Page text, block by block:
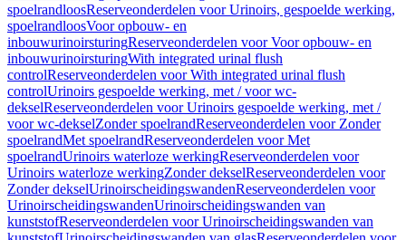
spoelrandloosReserveonderdelen voor Urinoirs, gespoelde werking,
spoelrandloosVoor opbouw- en
inbouwurinoirsturingReserveonderdelen voor Voor opbouw- en
inbouwurinoirsturingWith integrated urinal flush
controlReserveonderdelen voor With integrated urinal flush
controlUrinoirs gespoelde werking, met / voor wc-
dekselReserveonderdelen voor Urinoirs gespoelde werking, met /
voor wc-dekselZonder spoelrandReserveonderdelen voor Zonder
spoelrandMet spoelrandReserveonderdelen voor Met
spoelrandUrinoirs waterloze werkingReserveonderdelen voor
Urinoirs waterloze werkingZonder dekselReserveonderdelen voor
Zonder dekselUrinoirscheidingswandenReserveonderdelen voor
UrinoirscheidingswandenUrinoirscheidingswanden van
kunststofReserveonderdelen voor Urinoirscheidingswanden van